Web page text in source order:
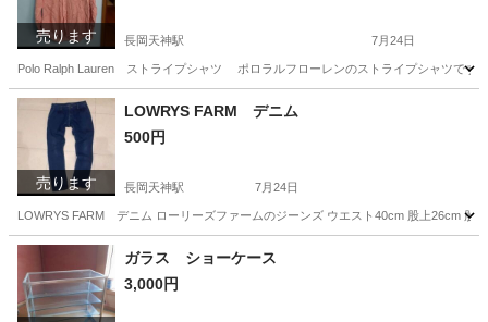
売ります 長岡天神駅 7月24日
Polo Ralph Lauren ストライプシャツ ポロラルフローレンのストライプシャツで
京都 長岡京市 シャツ
売ります
LOWRYS FARM デニム
500円
長岡天神駅 7月24日
LOWRYS FARM デニム ローリーズファームのジーンズ ウエスト40cm 股上26cm 股
京都 長岡京市 長岡天神駅 パンツ
ガラス ショーケース
3,000円